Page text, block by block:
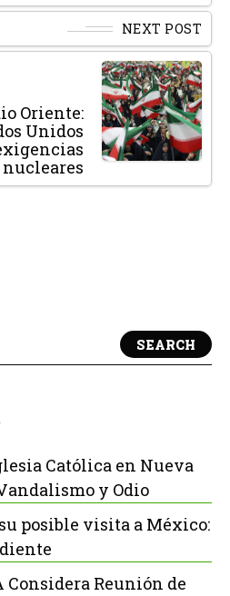
NEXT POST
Oriente:
Unidos
nucleares
SEARCH
Católica en Nueva
y Odio
posible visita a México:
Considera Reunión de